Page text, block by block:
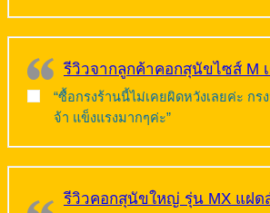
รีวิวจากลูกค้าคอกสุนัขไซส์ M
“ซื้อกรงร้านนี้ไม่เคยผิดหวังเลยค่ะ กร
จ้า แข็งแรงมากๆค่ะ”
รีวิวคอกสุนัขใหญ่ รุ่น MX แฝด